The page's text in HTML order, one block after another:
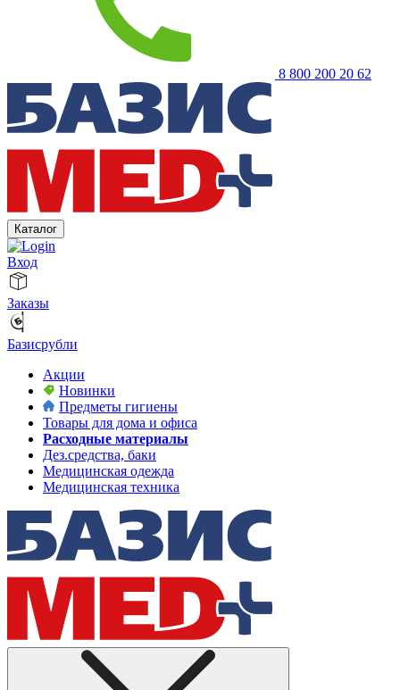
8 800 200 20 62
Каталог
Вход
Заказы
Базисрубли
Акции
Новинки
Предметы гигиены
Товары для дома и офиса
Расходные материалы
Дез.средства, баки
Медицинская одежда
Медицинская техника